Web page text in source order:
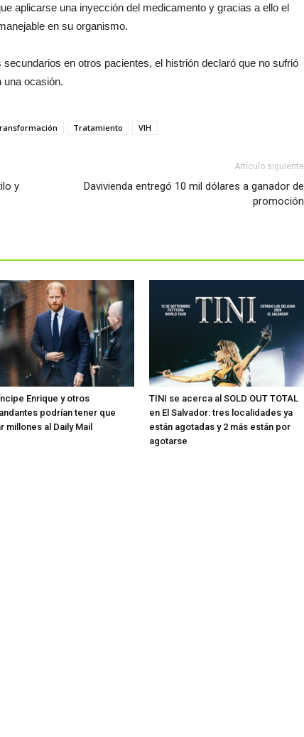
aplicarse una inyección del medicamento y gracias a ello el
en su organismo.
en otros pacientes, el histrión declaró que no sufrió
una ocasión.
Tratamiento VIH
y
Artículo siguiente
Davivienda entregó 10 mil dólares a ganador de
promoción
Enrique y otros
podrían tener que
millones al Daily Mail
TINI se acerca al SOLD OUT TOTAL
en El Salvador: tres localidades ya
están agotadas y 2 más están por
agotarse